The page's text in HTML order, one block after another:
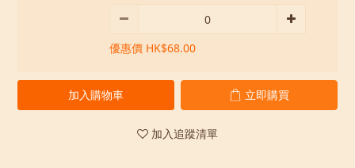
優惠價 HK$68.00
加入購物車 立即購買
加入追蹤清單